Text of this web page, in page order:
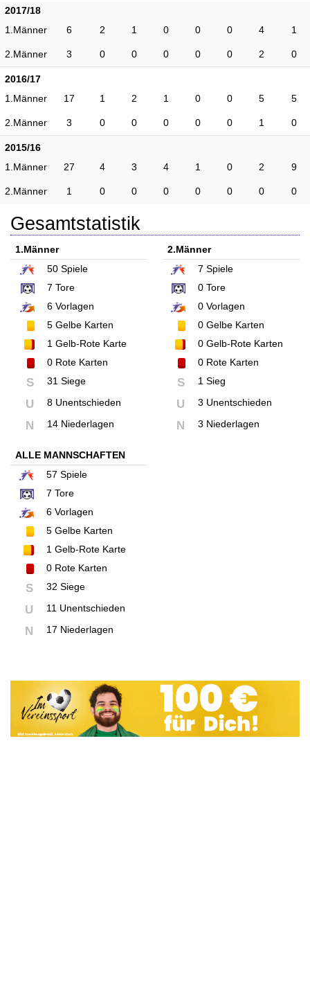
2017/18
1.Männer
6 2 1 0 0 0 4 1
2.Männer 3 0 0 0 0 0 2 0
2016/17
1.Männer
17 1 2 1 0 0 5 5
2.Männer 3 0 0 0 0 0 1 0
2015/16
1.Männer
27 4 3 4 1 0 2 9
2.Männer 1 0 0 0 0 0 0 0
Gesamtstatistik
1.Männer
50 Spiele
7 Tore
6 Vorlagen
5 Gelbe Karten
1 Gelb-Rote Karte
0 Rote Karten
S 31 Siege
U 8 Unentschieden
N 14 Niederlagen
2.Männer
7 Spiele
0Tore
0Vorlagen
0Gelbe Karten
0Gelb-Rote Karten
0Rote Karten
S 1 Sieg
U 3 Unentschieden
N 3 Niederlagen
ALLE MANNSCHAFTEN
57 Spiele
7 Tore
6 Vorlagen
5 Gelbe Karten
1 Gelb-Rote Karte
0 Rote Karten
S 32 Siege
U 11 Unentschieden
N 17 Niederlagen